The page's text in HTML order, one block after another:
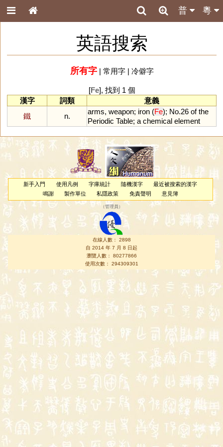
粵
普
英語搜索
所有字| 常用字| 冷僻字
[Fe], 找到 1 個
漢字
詞類
意義
鐵
n.
arms, weapon; iron (Fe); No.26 of the
Periodic Table; a chemical element
新手入門 使用凡例 字庫統計 隨機漢字
最近被搜索的漢字
鳴謝
製作單位 私隱政策 免責聲明 意見簿
（管理員 ）
在線人數： 2898
自 2014 年 7 月 8 日起
瀏覽人數： 80277866
使用次數： 294309301